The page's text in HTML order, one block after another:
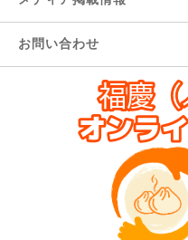
お問い合わせ